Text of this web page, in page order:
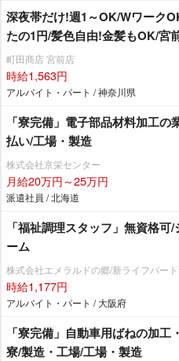
深夜帯だけ!週1～OK/Wワーク
たの1円/髪色自由!金髪もOK/宮
町田商店 宮前店
時給1,563円
アルバイト・パート / 神奈川県
「寮完備」電子部品材料加工
払い/工場・製造
株式会社京栄センター
月給20万円～25万円
派遣社員 / 北海道
「福祉調理スタッフ」無資格
ーム
株式会社エメラルドの郷/新ライフパー
時給1,177円
アルバイト・パート / 大阪府
「寮完備」自動車用ばねの加
寮/製造・工場/工場・製造